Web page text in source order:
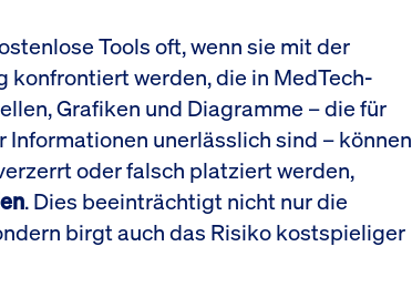
Tools oft, wenn sie mit der
werden, die in MedTech-
Grafiken und Diagramme – die für
unerlässlich sind – können
oder falsch platziert werden,
. Dies beeinträchtigt nicht nur die
birgt auch das Risiko kostspieliger